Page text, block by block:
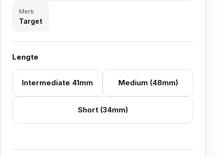
Merk
Target
Lengte
Intermediate 41mm Medium (48mm)
Short (34mm)